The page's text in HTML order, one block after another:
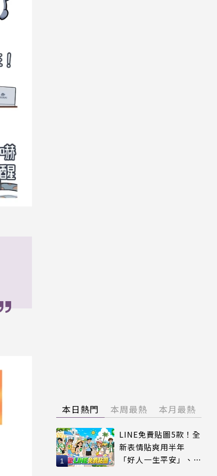
本日熱門 本周最熱 本月最熱
LINE免費貼圖5款！全
新表情貼爽用半年
「好人一生平安」、